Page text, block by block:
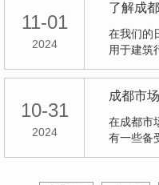
11-01
2024
了解成
在我们的
用于建筑
10-31
2024
在成都市
有一些备